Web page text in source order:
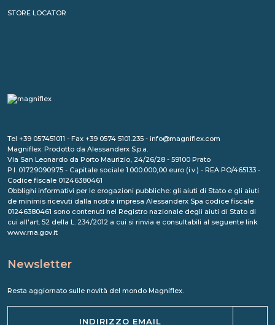
STORE LOCATOR
Tel +39 057451011 - Fax +39 0574 5101.235 - info@magniflex.com
Magniflex: Prodotto da Alessanderx S.p.a.
Via San Leonardo da Porto Maurizio, 24/26/28 - 59100 Prato
P.I. 01729090975 - Capitale sociale 1.000.000,00 euro (i.v.) - REA PO/465133 -
Codice fiscale 01246380461
Obblighi informativi per le erogazioni pubbliche: gli aiuti di Stato e gli aiuti
de minimis ricevuti dalla nostra impresa Alessanderx Spa codice fiscale
01246380461 sono contenuti nel Registro nazionale degli aiuti di Stato di
cui all'art. 52 della L. 234/2012 a cui si rinvia e consultabili al seguente link
www.rna.gov.it
Newsletter
Resta aggiornato sulle novità del mondo Magniflex.